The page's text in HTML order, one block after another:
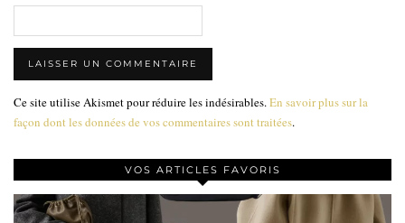
Ce site utilise Akismet pour réduire les indésirables. En savoir plus sur la
façon dont les données de vos commentaires sont traitées.
VOS ARTICLES FAVORIS